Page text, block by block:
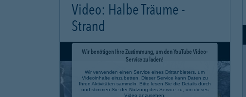
Video: Halbe Träume -
Strand
Wir benötigen Ihre Zustimmung, um den YouTube Video-
Service zu laden!
Wir verwenden einen Service eines Drittanbieters, um
Videoinhalte einzubetten. Dieser Service kann Daten zu
Ihren Aktivitäten sammeln. Bitte lesen Sie die Details durch
und stimmen Sie der Nutzung des Service zu, um dieses
Video anzusehen.